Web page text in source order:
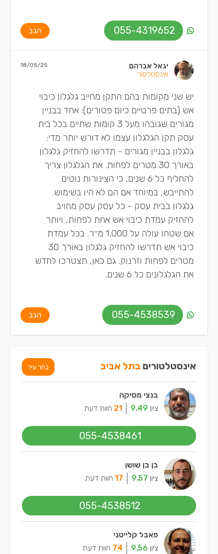
055-4319652 הגב
יגאל אברהם
אינסטלטור
18/05/25
יש שני מקומות בהם התקן מחייב גלגלון כיבוי
אש (בתים פרטיים כיום פטורים): אחד בבניין
מגורים שגובהו מעל 3 קומות שתיים בכל בית
עסק תקן הגלגלון עצמו לא דורש יותר מדי:
גלגלון בבניין מגורים - תדרשו להחזיק גלגלון
באורך 30 מטרים לפחות. את הגלגלון צריך
להחליף כל 6 שנים, כי הצינורות נוטים
להתייבש, במיוחד אם הם לא היו בשימוש.
גלגלון בבית עסק - כל עסק עסק מחויב
להחזיק עמדת כיבוי אש אחת לפחות, ויותר
אם שטחו עולה על 1,000 מ׳׳ר. בכל עמדת
כיבוי אש תדרשו להחזיק גלגלון באורך 30
מטרים לפחות וזרנוק. גם כאן, תצטרכו לחדש
את הגלגלונים כל 6 שנים.
055-4538539 הגב
אינסטלטורים בתל אביב בחר עיר
בנצי מסיקה
ציון 9.49
21 חוות דעת
055-4538461
בן בן שושן
ציון 9.57
17 חוות דעת
055-4538512
פאבל קלייטני
ציון 9.56
74 חוות דעת